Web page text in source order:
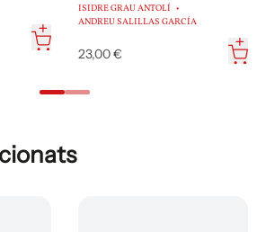
ISIDRE GRAU ANTOLÍ
ANDREU SALILLAS GARCÍA
23,00 €